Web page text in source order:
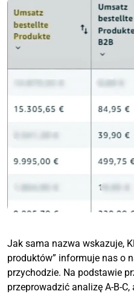
Jak sama nazwa wskazuje,
produktów” informuje nas o
przychodzie. Na podstawie
przeprowadzić analizę A-B-